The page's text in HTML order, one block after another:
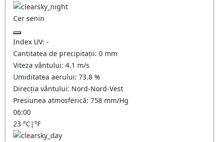
Cer senin
Index UV: -
Cantitatea de precipitații: 0 mm
Viteza vântului: 4.1 m/s
Umiditatea aerului: 73.8 %
Direcția vântului: Nord-Nord-Vest
Presiunea atmosferică: 758 mm/Hg
06:00
23 °C|°F